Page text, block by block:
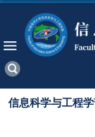
信息科学与工程